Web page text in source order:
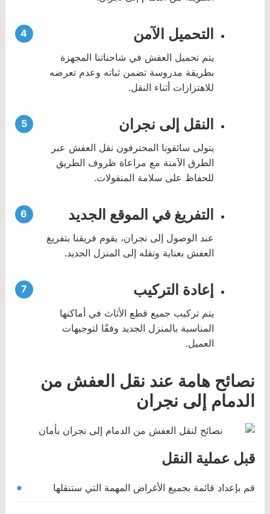
التحميل الآمن
يتم تحميل العفش في شاحناتنا المجهزة
بطريقة مدروسة تضمن ثباته وعدم تعرضه
للاهتزازات أثناء النقل.
النقل إلى نجران
يتولى سائقونا المحترفون نقل العفش عبر
الطرق الآمنة مع مراعاة ظروف الطريق
للحفاظ على سلامة المنقولات.
التفريغ في الموقع الجديد
عند الوصول إلى نجران، يقوم فريقنا بتفريغ
العفش بعناية ونقله إلى المنزل الجديد.
إعادة التركيب
يتم تركيب جميع قطع الأثاث في أماكنها
المناسبة بالمنزل الجديد وفقًا لتوجيهات
العميل.
نصائح هامة عند نقل العفش من
الدمام إلى نجران
قبل عملية النقل
قم بإعداد قائمة بجميع الأغراض المهمة التي ستنقلها